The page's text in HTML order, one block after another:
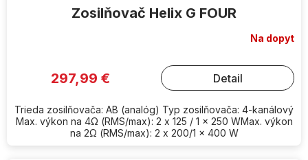
Zosilňovač Helix G FOUR
Na dopyt
297,99 € Detail
Trieda zosilňovača: AB (analóg) Typ zosilňovača: 4-kanálový
Max. výkon na 4Ω (RMS/max): 2 x 125 / 1 x 250 WMax. výkon
na 2Ω (RMS/max): 2 x 200/1 x 400 W